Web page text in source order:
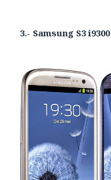
3.- Samsung S3 i9300